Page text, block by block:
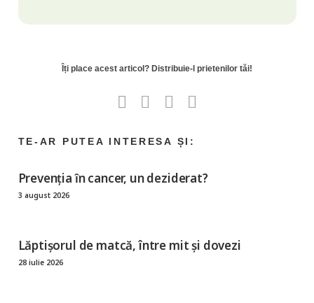
Prevenția ȋn cancer, un deziderat?
3 august 2026
Lăptișorul de matcă, între mit și dovezi
28 iulie 2026